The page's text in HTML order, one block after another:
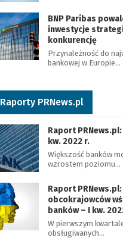
BNP Paribas
inwestycje
konkurencję
Przynależność do
bankowej w Europie…
Raporty PRNews.pl
Raport
kw. 2022 r.
Większość banków
wzrostem poziomu…
Raport
obcokrajowców
banków – I kw.
W pierwszym
obsługiwanych…